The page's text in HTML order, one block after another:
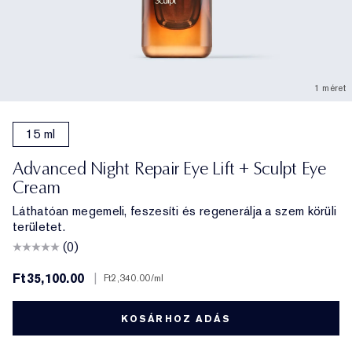
1 méret
15 ml
Advanced Night Repair Eye Lift + Sculpt Eye
Cream
Láthatóan megemeli, feszesíti és regenerálja a szem körüli
területet.
(0)
Ft35,100.00
Ft2,340.00/ml
KOSÁRHOZ ADÁS